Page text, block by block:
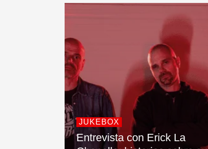
JUKEBOX
Entrevista con Erick La